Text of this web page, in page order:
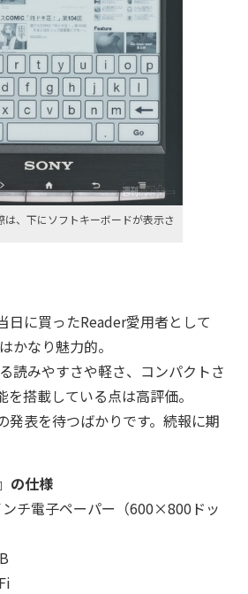
は、下にソフトキーボードが表示さ
日に買ったReader愛用者として
かなり魅力的。
読みやすさや軽さ、コンパクトさ
搭載している点は高評価。
表を待つばかりです。続報に期
の仕様
チ電子ペーパー（600×800ドッ